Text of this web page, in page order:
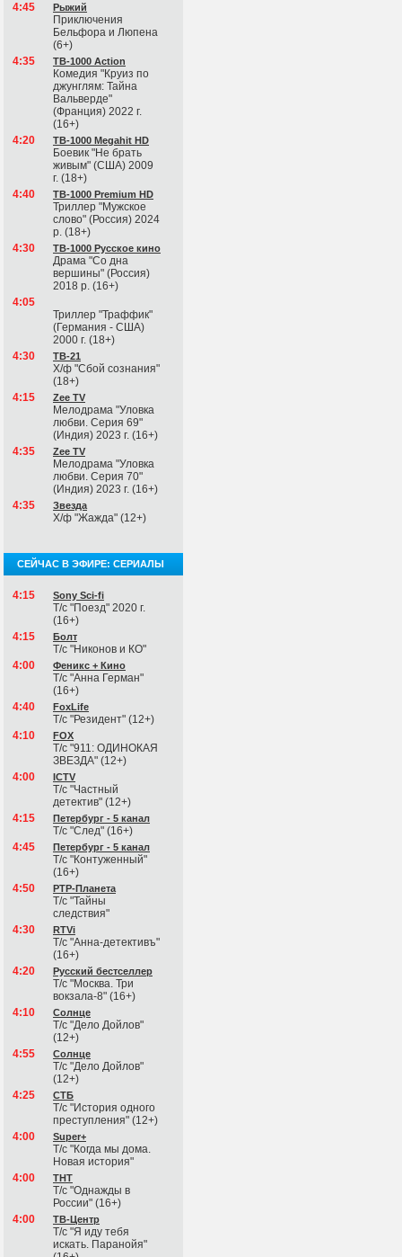
4:45
Рыжий
Приключения
Бельфора и Люпена
(6+)
4:35
ТВ-1000 Action
Комедия "Круиз по
джунглям: Тайна
Вальверде"
(Франция) 2022 г.
(16+)
4:20
ТВ-1000 Megahit HD
Боевик "Не брать
живым" (США) 2009
г. (18+)
4:40
ТВ-1000 Premium HD
Триллер "Мужское
слово" (Россия) 2024
р. (18+)
4:30
ТВ-1000 Русское кино
Драма "Со дна
вершины" (Россия)
2018 р. (16+)
4:05
Триллер "Траффик"
(Германия - США)
2000 г. (18+)
4:30
ТВ-21
Х/ф "Сбой сознания"
(18+)
4:15
Zee TV
Мелодрама "Уловка
любви. Серия 69"
(Индия) 2023 г. (16+)
4:35
Zee TV
Мелодрама "Уловка
любви. Серия 70"
(Индия) 2023 г. (16+)
4:35
Звезда
Х/ф "Жажда" (12+)
СЕЙЧАС В ЭФИРЕ: СЕРИАЛЫ
4:15 Sony Sci-fi
Т/с "Поезд" 2020 г.
(16+)
4:15
Болт
Т/с "Никонов и КО"
4:00
Феникс + Кино
Т/с "Анна Герман"
(16+)
4:40
FoxLife
Т/с "Резидент" (12+)
4:10
FOX
Т/с "911: ОДИНОКАЯ
ЗВЕЗДА" (12+)
4:00
ICTV
Т/с "Частный
детектив" (12+)
4:15
Петербург - 5 канал
Т/с "След" (16+)
4:45
Петербург - 5 канал
Т/с "Контуженный"
(16+)
4:50
РТР-Планета
Т/с "Тайны
следствия"
4:30
RTVi
Т/с "Анна-детективъ"
(16+)
4:20
Русский бестселлер
Т/с "Москва. Три
вокзала-8" (16+)
4:10
Солнце
Т/с "Дело Дойлов"
(12+)
4:55
Солнце
Т/с "Дело Дойлов"
(12+)
4:25
СТБ
Т/с "История одного
преступления" (12+)
4:00
Super+
Т/с "Когда мы дома.
Новая история"
4:00
ТНТ
Т/с "Однажды в
России" (16+)
4:00
ТВ-Центр
Т/с "Я иду тебя
искать. Паранойя"